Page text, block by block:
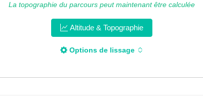
La topographie du parcours peut maintenant être calculée
Altitude & Topographie
Options de lissage